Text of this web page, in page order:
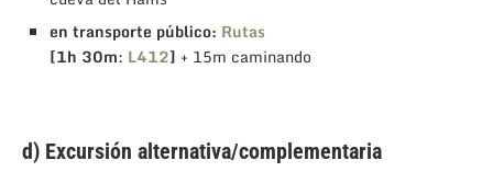
en transporte público: Rutas
[1h 30m: L412] + 15m caminando
d) Excursión alternativa/complementaria